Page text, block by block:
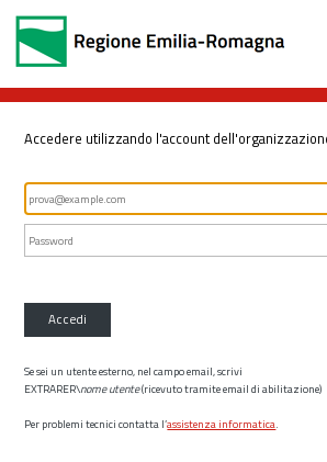
Accedere utilizzando l'account
Accedi
Se sei un utente esterno, nel campo email, scrivi
EXTRARER\nome utente(ricevuto tramite email di abilitazione)
Per problemi tecnici contatta l’assistenza informatica.